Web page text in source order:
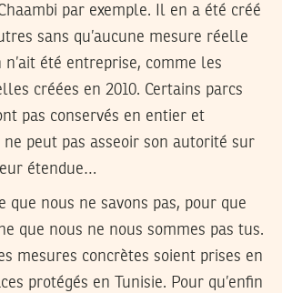
par exemple. Il en a été créé
sans qu’aucune mesure réelle
n’ait été entreprise, comme les
créées en 2010. Certains parcs
pas conservés en entier et
ne peut pas asseoir son autorité sur
étendue…
que nous ne savons pas, pour que
que nous ne nous sommes pas tus.
mesures concrètes soient prises en
protégés en Tunisie. Pour qu’enfin